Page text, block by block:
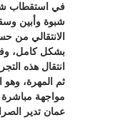
في استقطاب
شبوة وأبين
الانتقالي من
بشكل كامل،
انتقال هذه
ثم المهرة،
مواجهة
عمان تدير